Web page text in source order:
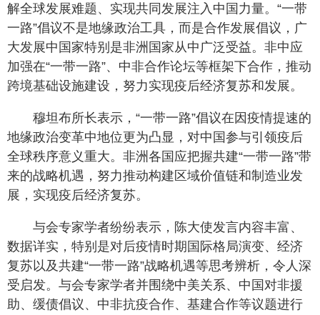
解全球发展难题、实现共同发展注入中国力量。“一带
一路”倡议不是地缘政治工具，而是合作发展倡议，广
大发展中国家特别是非洲国家从中广泛受益。非中应
加强在“一带一路”、中非合作论坛等框架下合作，推动
跨境基础设施建设，努力实现疫后经济复苏和发展。
穆坦布所长表示，“一带一路”倡议在因疫情提速的
地缘政治变革中地位更为凸显，对中国参与引领疫后
全球秩序意义重大。非洲各国应把握共建“一带一路”带
来的战略机遇，努力推动构建区域价值链和制造业发
展，实现疫后经济复苏。
与会专家学者纷纷表示，陈大使发言内容丰富、
数据详实，特别是对后疫情时期国际格局演变、经济
复苏以及共建“一带一路”战略机遇等思考辨析，令人深
受启发。与会专家学者并围绕中美关系、中国对非援
助、缓债倡议、中非抗疫合作、基建合作等议题进行